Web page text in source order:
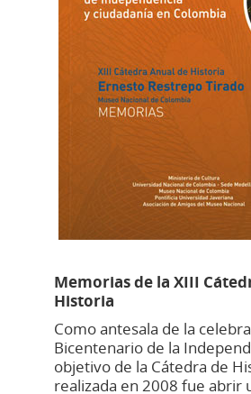
Memorias de la XIII
Historia
Como antesala de la
Bicentenario de la
objetivo de la Cátedra de
realizada en 2008 fue abrir